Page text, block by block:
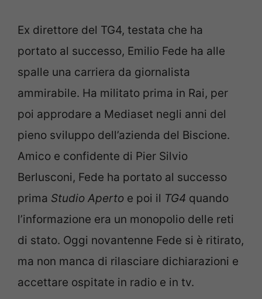
Ex direttore del TG4, testata che ha
portato al successo, Emilio Fede ha alle
spalle una carriera da giornalista
ammirabile. Ha militato prima in Rai, per
poi approdare a Mediaset negli anni del
pieno sviluppo dell’azienda del Biscione.
Amico e confidente di Pier Silvio
Berlusconi, Fede ha portato al successo
prima Studio Aperto e poi il TG4 quando
l’informazione era un monopolio delle reti
di stato. Oggi novantenne Fede si è ritirato,
ma non manca di rilasciare dichiarazioni e
accettare ospitate in radio e in tv.